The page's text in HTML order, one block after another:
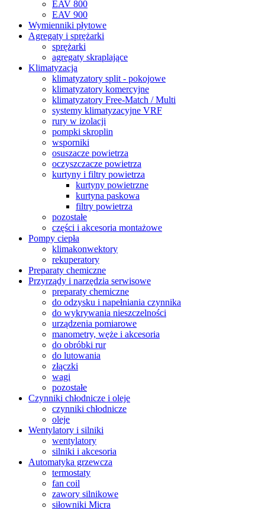
EAV 800
EAV 900
Wymienniki płytowe
Agregaty i sprężarki
sprężarki
agregaty skraplające
Klimatyzacja
klimatyzatory split - pokojowe
klimatyzatory komercyjne
klimatyzatory Free-Match / Multi
systemy klimatyzacyjne VRF
rury w izolacji
pompki skroplin
wsporniki
osuszacze powietrza
oczyszczacze powietrza
kurtyny i filtry powietrza
kurtyny powietrzne
kurtyna paskowa
filtry powietrza
pozostałe
części i akcesoria montażowe
Pompy ciepła
klimakonwektory
rekuperatory
Preparaty chemiczne
Przyrządy i narzędzia serwisowe
preparaty chemiczne
do odzysku i napełniania czynnika
do wykrywania nieszczelności
urządzenia pomiarowe
manometry, węże i akcesoria
do obróbki rur
do lutowania
złączki
wagi
pozostałe
Czynniki chłodnicze i oleje
czynniki chłodnicze
oleje
Wentylatory i silniki
wentylatory
silniki i akcesoria
Automatyka grzewcza
termostaty
fan coil
zawory silnikowe
siłowniki Micra